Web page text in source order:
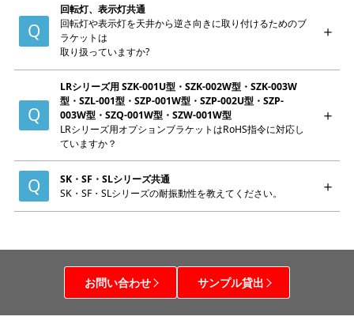
回転灯、表示灯共通
回転灯や表示灯を天井から逆さ向きに取り付けるためのブ
ラケットは
取り扱っていますか?
LRシリーズ用 SZK-001U型・SZK-002W型・SZK-003W
型・SZL-001型・SZP-001W型・SZP-002U型・SZP-
003W型・SZQ-001W型・SZW-001W型
LRシリーズ用オプションブラケットはRoHS指令に対応し
ていますか？
SK・SF・SLシリーズ共通
SK・SF・SLシリーズの耐振動性を教えてください。
お問い合わせ サンプル貸出